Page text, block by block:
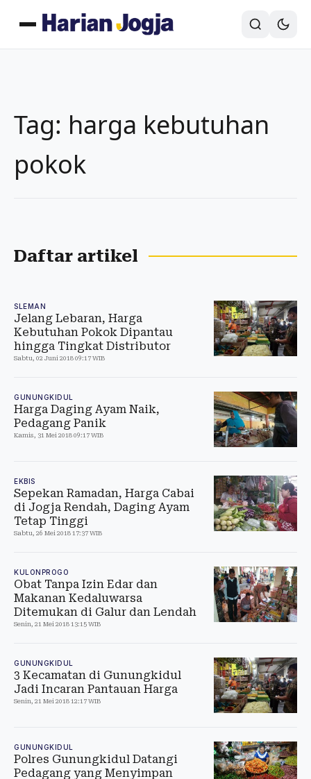
Tag: harga kebutuhan
pokok
Daftar artikel
SLEMAN
Jelang Lebaran, Harga
Kebutuhan Pokok Dipantau
hingga Tingkat Distributor
Sabtu, 02 Juni 2018 09:17 WIB
GUNUNGKIDUL
Harga Daging Ayam Naik,
Pedagang Panik
Kamis, 31 Mei 2018 09:17 WIB
EKBIS
Sepekan Ramadan, Harga Cabai
di Jogja Rendah, Daging Ayam
Tetap Tinggi
Sabtu, 26 Mei 2018 17:37 WIB
KULONPROGO
Obat Tanpa Izin Edar dan
Makanan Kedaluwarsa
Ditemukan di Galur dan Lendah
Senin, 21 Mei 2018 13:15 WIB
GUNUNGKIDUL
3 Kecamatan di Gunungkidul
Jadi Incaran Pantauan Harga
Senin, 21 Mei 2018 12:17 WIB
GUNUNGKIDUL
Polres Gunungkidul Datangi
Pedagang yang Menyimpan